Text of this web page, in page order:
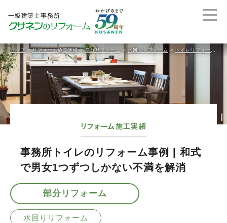
トップ >リフォーム施工実績>部分リフォーム > 水回りリフォーム > トイレリフォーム
リフォーム施工実績
事務所トイレのリフォーム事例 | 和式
で男女1つずつしかない不満を解消
部分リフォーム
水回りリフォーム